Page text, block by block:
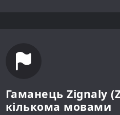
Гаманець Zignaly
кількома мовами